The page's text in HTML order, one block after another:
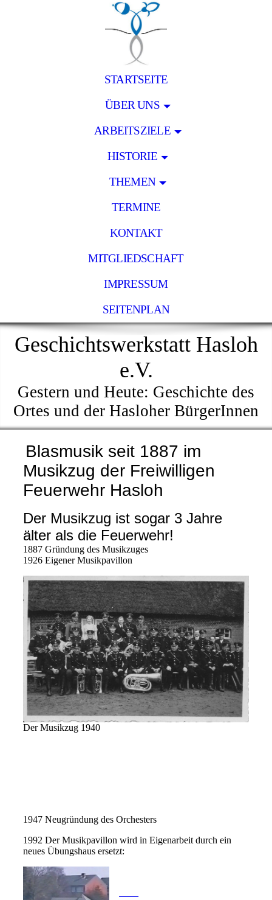
STARTSEITE
ÜBER UNS
ARBEITSZIELE
HISTORIE
THEMEN
TERMINE
KONTAKT
MITGLIEDSCHAFT
IMPRESSUM
SEITENPLAN
Geschichtswerkstatt Hasloh
e.V.
Gestern und Heute: Geschichte des
Ortes und der Hasloher BürgerInnen
Blasmusik seit 1887 im
Musikzug der Freiwilligen
Feuerwehr Hasloh
Der Musikzug ist sogar 3 Jahre
älter als die Feuerwehr!
1887 Gründung des Musikzuges
1926 Eigener Musikpavillon
Der Musikzug 1940
1947 Neugründung des Orchesters
1992 Der Musikpavillon wird in Eigenarbeit durch ein
neues Übungshaus ersetzt: